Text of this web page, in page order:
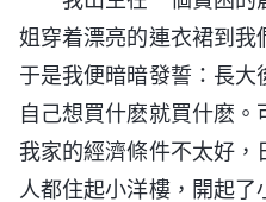
姐穿着漂亮的連衣裙到我
于是我便暗暗發誓：長大
自己想買什麽就買什麽。
我家的經濟條件不太好，
人都住起小洋樓，開起